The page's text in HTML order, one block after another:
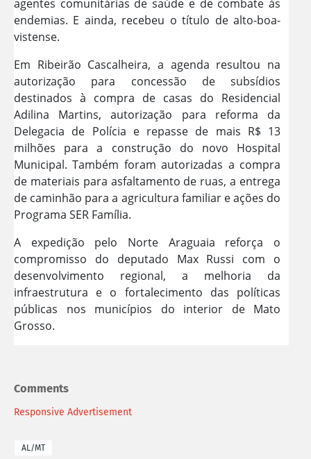
agentes comunitárias de saúde e de combate às
endemias. E ainda, recebeu o título de alto-boa-
vistense.
Em Ribeirão Cascalheira, a agenda resultou na
autorização para concessão de subsídios
destinados à compra de casas do Residencial
Adilina Martins, autorização para reforma da
Delegacia de Polícia e repasse de mais R$ 13
milhões para a construção do novo Hospital
Municipal. Também foram autorizadas a compra
de materiais para asfaltamento de ruas, a entrega
de caminhão para a agricultura familiar e ações do
Programa SER Família.
A expedição pelo Norte Araguaia reforça o
compromisso do deputado Max Russi com o
desenvolvimento regional, a melhoria da
infraestrutura e o fortalecimento das políticas
públicas nos municípios do interior de Mato
Grosso.
Comments
Responsive Advertisement
AL/MT